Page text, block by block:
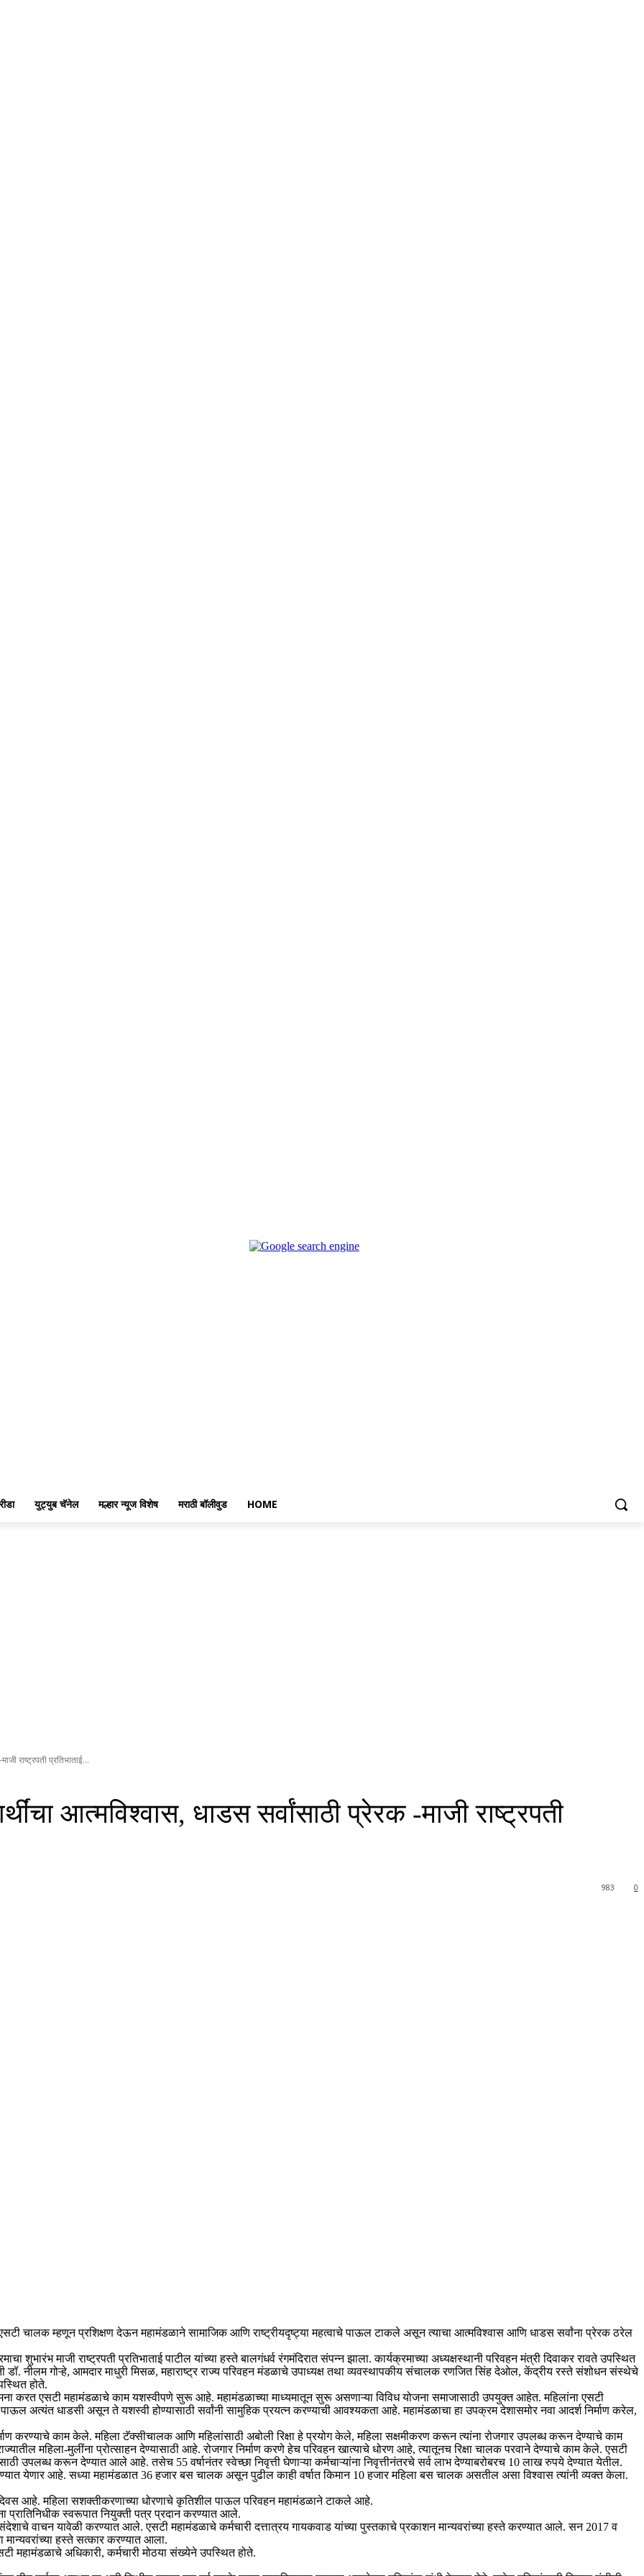
युट्युब चॅनेल मल्हार न्यूज विशेष मराठी बॉलीवुड HOME
राष्ट्रपती प्रतिभाताई...
आत्मविश्वास, धाडस सर्वांसाठी प्रेरक -माजी राष्ट्रपती
0
983
एसटी चालक म्हणून प्रशिक्षण देऊन महामंडळाने सामाजिक आणि राष्ट्रीयदृष्ट्या महत्वाचे पाऊल टाकले असून त्याचा आत्मविश्वास आणि धाडस सर्वांना प्रेरक ठरेल
माजी राष्ट्रपती प्रतिभाताई पाटील यांच्या हस्ते बालगंधर्व रंगमंदिरात संपन्न झाला. कार्यक्रमाच्या अध्यक्षस्थानी परिवहन मंत्री दिवाकर रावते उपस्थित
डॉ. नीलम गोऱ्हे, आमदार माधुरी मिसळ, महाराष्ट्र राज्य परिवहन मंडळाचे उपाध्यक्ष तथा व्यवस्थापकीय संचालक रणजित सिंह देओल, केंद्रीय रस्ते संशोधन संस्थेचे
होते.
करत एसटी महामंडळाचे काम यशस्वीपणे सुरू आहे. महामंडळाच्या माध्यमातून सुरू असणाऱ्या विविध योजना समाजासाठी उपयुक्त आहेत. महिलांना एसटी
अत्यंत धाडसी असून ते यशस्वी होण्यासाठी सर्वांनी सामुहिक प्रयत्न करण्याची आवश्यकता आहे. महामंडळाचा हा उपक्रम देशासमोर नवा आदर्श निर्माण करेल,
करण्याचे काम केले. महिला टॅक्सीचालक आणि महिलांसाठी अबोली रिक्षा हे प्रयोग केले, महिला सक्षमीकरण करून त्यांना रोजगार उपलब्ध करून देण्याचे काम
महिला-मुलींना प्रोत्साहन देण्यासाठी आहे. रोजगार निर्माण करणे हेच परिवहन खात्याचे धोरण आहे, त्यातूनच रिक्षा चालक परवाने देण्याचे काम केले. एसटी
उपलब्ध करून देण्यात आले आहे. तसेच 55 वर्षानंतर स्वेच्छा निवृत्ती घेणाऱ्या कर्मचाऱ्यांना निवृत्तीनंतरचे सर्व लाभ देण्याबरोबरच 10 लाख रुपये देण्यात येतील.
देण्यात येणार आहे. सध्या महामंडळात 36 हजार बस चालक असून पुढील काही वर्षात किमान 10 हजार महिला बस चालक असतील असा विश्वास त्यांनी व्यक्त केला.
आहे. महिला सशक्तीकरणाच्या धोरणाचे कृतिशील पाऊल परिवहन महामंडळाने टाकले आहे.
प्रातिनिधीक स्वरूपात नियुक्ती पत्र प्रदान करण्यात आले.
वाचन यावेळी करण्यात आले. एसटी महामंडळाचे कर्मचारी दत्तात्रय गायकवाड यांच्या पुस्तकाचे प्रकाशन मान्यवरांच्या हस्ते करण्यात आले. सन 2017 व
मान्यवरांच्या हस्ते सत्कार करण्यात आला.
अधिकारी, कर्मचारी मोठया संख्येने उपस्थित होते.